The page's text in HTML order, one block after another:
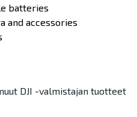
batteries
and accessories
DJI -valmistajan tuotteet